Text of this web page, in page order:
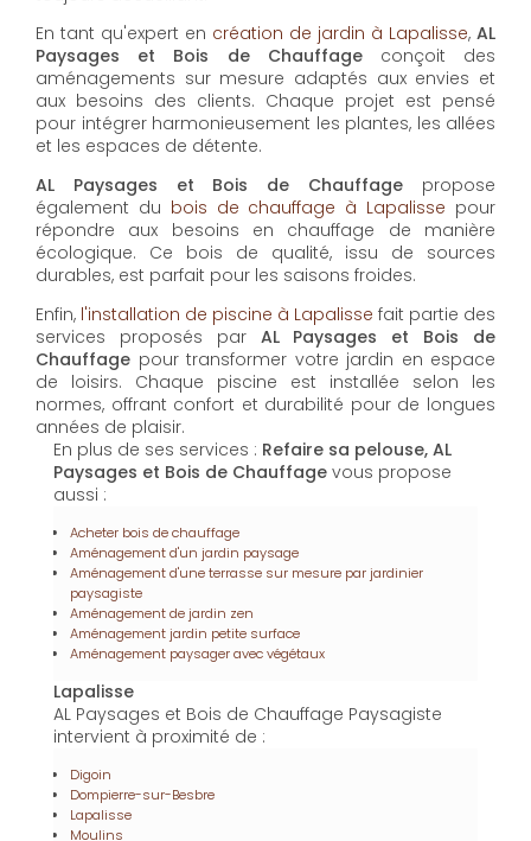
AL Paysages et Bois de Chauffage
propose un
service d'
maintenir vos espaces extérieurs en parfait état toute
l'année. Les équipes expérimentées assurent la taille,
la tonte et les soins nécessaires pour un jardin
toujours accueillant.
En tant qu'expert en
Paysages et Bois de Chauffageconçoit des
aménagements sur mesure adaptés aux envies et
aux besoins des clients. Chaque projet est pensé
pour intégrer harmonieusement les plantes, les allées
et les espaces de détente.
AL Paysages et Bois de Chauffagepropose
également dubois de chauffage à Lapalissepour
répondre aux besoins en chauffage de manière
durables, est parfait pour les saisons froides.
Enfin,l'installation de piscine à Lapalissefait partie des
services proposés par
Chauffagepour transformer votre jardin en espace
de loisirs. Chaque piscine est installée selon les
normes, offrant confort et durabilité pour de longues
années de plaisir.
En plus de ses services :Refaire sa pelouse, AL
Paysages et Bois de Chauffagevous propose
Acheter bois de chauffage
Aménagement d'un jardin paysage
Aménagement d'une terrasse sur mesure par jardinier